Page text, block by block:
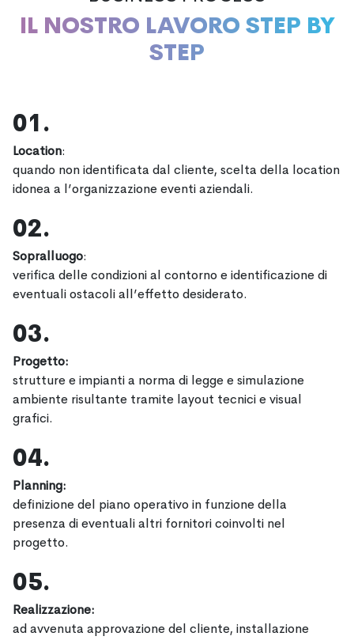
IL NOSTRO LAVORO STEP BY
STEP
01.
Location:
quando non identificata dal cliente, scelta della location
idonea a l’organizzazione eventi aziendali.
02.
Sopralluogo:
verifica delle condizioni al contorno e identificazione di
eventuali ostacoli all’effetto desiderato.
03.
Progetto:
strutture e impianti a norma di legge e simulazione
ambiente risultante tramite layout tecnici e visual
grafici.
04.
Planning:
definizione del piano operativo in funzione della
presenza di eventuali altri fornitori coinvolti nel
progetto.
05.
Realizzazione:
ad avvenuta approvazione del cliente, installazione